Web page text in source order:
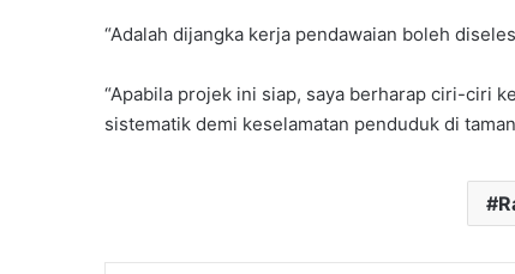
“Adalah dijangka kerja pendawaian boleh
“Apabila projek ini siap, saya berharap ciri-ciri
sistematik demi keselamatan penduduk di